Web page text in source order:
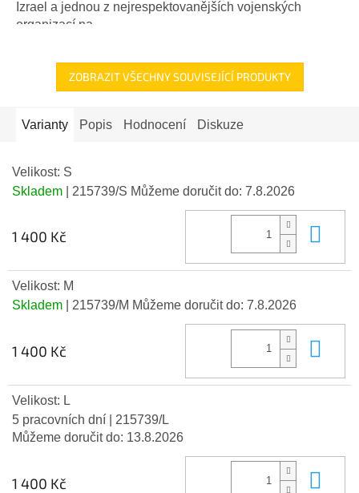
Izrael a jednou z nejrespektovanějších vojenských
organizací na...
ZOBRAZIT VŠECHNY SOUVISEJÍCÍ PRODUKTY
Varianty Popis Hodnocení Diskuze
Velikost: S
Skladem
| 215739/S Můžeme doručit do: 7.8.2026
1 400 Kč
Velikost: M
Skladem
| 215739/M Můžeme doručit do: 7.8.2026
1 400 Kč
Velikost: L
5 pracovních dní
| 215739/L
Můžeme doručit do: 13.8.2026
1 400 Kč